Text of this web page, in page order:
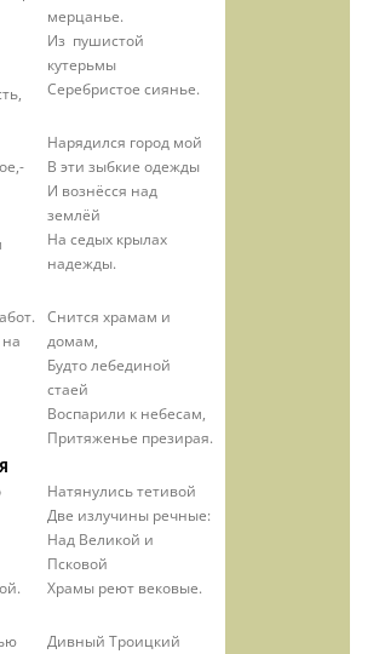
мерцанье.
Из пушистой
кутерьмы
Серебристое сиянье.
Нарядился город мой
В эти зыбкие одежды
И вознёсся над
землёй
На седых крылах
надежды.
Снится храмам и
домам,
Будто лебединой
стаей
Воспарили к небесам,
Притяженье презирая.
Натянулись тетивой
Две излучины речные:
Над Великой и
Псковой
Храмы реют вековые.
Дивный Троицкий